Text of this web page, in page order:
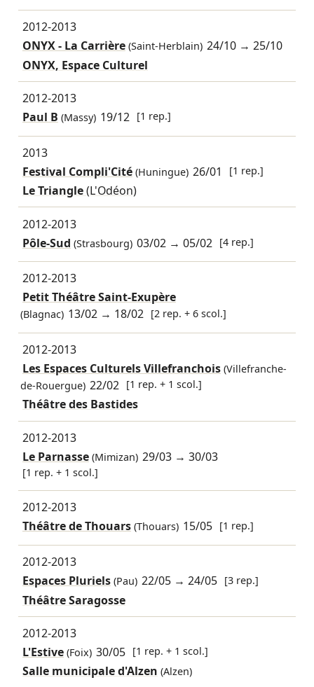
2012-2013
ONYX - La Carrière(Saint-Herblain) 24/10 →25/10
ONYX, Espace Culturel
2012-2013
Paul B (Massy) 19/12 [1 rep.]
2013
Festival Compli'Cité(Huningue) 26/01 [1 rep.]
Le Triangle(L'Odéon)
2012-2013
Pôle-Sud (Strasbourg) 03/02 →05/02 [4 rep.]
2012-2013
Petit Théâtre Saint-Exupère
(Blagnac) 13/02 → 18/02 [2 rep. + 6 scol.]
2012-2013
Les Espaces Culturels Villefranchois(Villefranche-
de-Rouergue) 22/02 [1 rep. + 1 scol.]
Théâtre des Bastides
2012-2013
Le Parnasse(Mimizan) 29/03 →30/03
[1 rep. + 1 scol.]
2012-2013
Théâtre de Thouars(Thouars) 15/05 [1 rep.]
2012-2013
Espaces Pluriels(Pau) 22/05 →24/05 [3 rep.]
Théâtre Saragosse
2012-2013
L'Estive(Foix) 30/05 [1 rep. + 1 scol.]
Salle municipale d'Alzen (Alzen)